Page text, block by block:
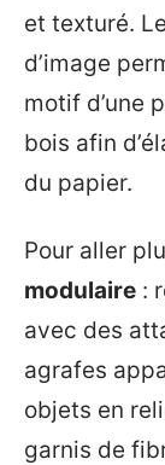
et texturé.
d’image
motif d’une
bois afin
du papier.
Pour aller
modulaire :
avec des
agrafes
objets en
garnis de